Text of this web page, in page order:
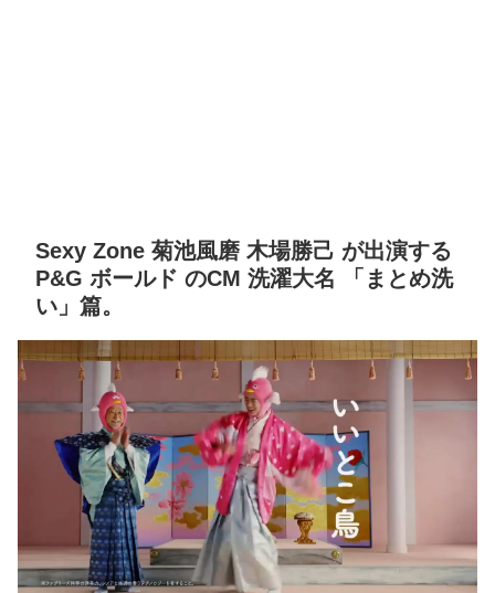
Sexy Zone 菊池風磨 木場勝己 が出演する
P&G ボールド のCM 洗濯大名 「まとめ洗
い」篇。